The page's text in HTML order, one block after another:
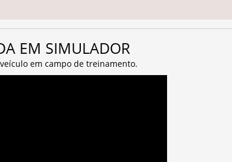
EM SIMULADOR
em campo de treinamento.